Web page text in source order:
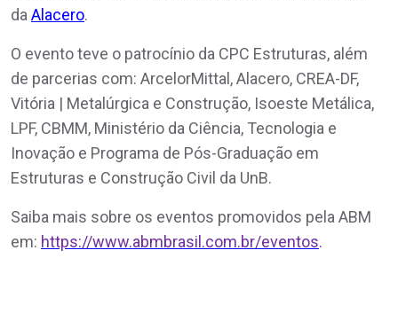
da Alacero.
O evento teve o patrocínio da CPC Estruturas, além
de parcerias com: ArcelorMittal, Alacero, CREA-DF,
Vitória | Metalúrgica e Construção, Isoeste Metálica,
LPF, CBMM, Ministério da Ciência, Tecnologia e
Inovação e Programa de Pós-Graduação em
Estruturas e Construção Civil da UnB.
Saiba mais sobre os eventos promovidos pela ABM
em: https://www.abmbrasil.com.br/eventos.